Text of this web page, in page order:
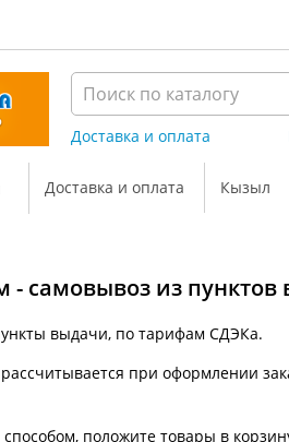
Доставка и оплата
Доставка и оплата Кызыл
- самовывоз из
выдачи, по тарифам СДЭКа.
при оформлении
положите товары в